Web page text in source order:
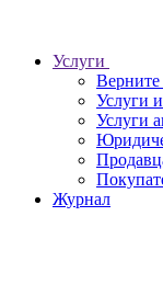
Услуги
Верните
Услуги
Услуги
Журнал